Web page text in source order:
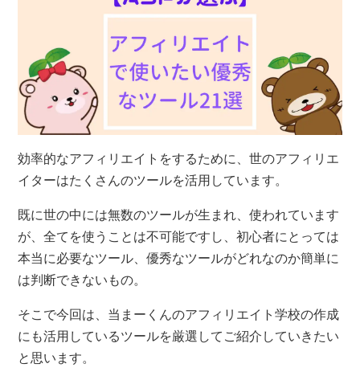
効率的なアフィリエイトをするために、世のアフィリエ
イターはたくさんのツールを活用しています。
既に世の中には無数のツールが生まれ、使われています
が、全てを使うことは不可能ですし、初心者にとっては
本当に必要なツール、優秀なツールがどれなのか簡単に
は判断できないもの。
そこで今回は、当まーくんのアフィリエイト学校の作成
にも活用しているツールを厳選してご紹介していきたい
と思います。